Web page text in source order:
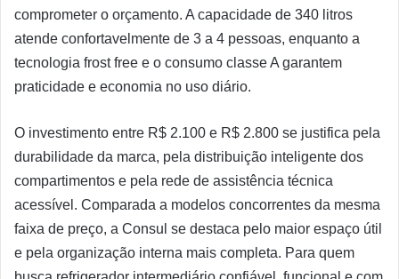
comprometer o orçamento. A capacidade de 340 litros
atende confortavelmente de 3 a 4 pessoas, enquanto a
tecnologia frost free e o consumo classe A garantem
praticidade e economia no uso diário.
O investimento entre R$ 2.100 e R$ 2.800 se justifica pela
durabilidade da marca, pela distribuição inteligente dos
compartimentos e pela rede de assistência técnica
acessível. Comparada a modelos concorrentes da mesma
faixa de preço, a Consul se destaca pelo maior espaço útil
e pela organização interna mais completa. Para quem